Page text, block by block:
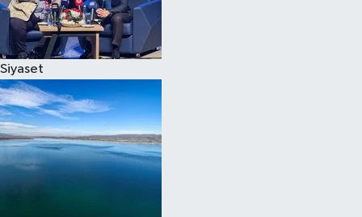
Siyaset
Spor
Çocuk
Eğitim